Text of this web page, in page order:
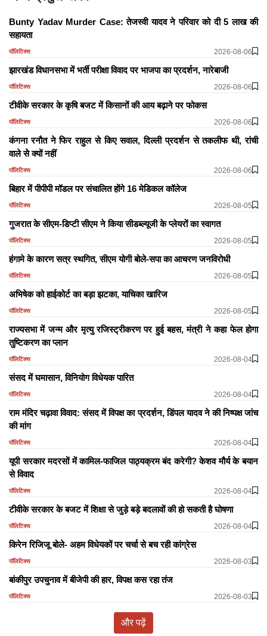
Bunty Yadav Murder Case: तेजस्वी यादव ने परिवार को दी 5 लाख की
सहायता
पॉलिटिक्स 2026-08-06
झारखंड विधानसभा में भर्ती परीक्षा विवाद पर भाजपा का प्रदर्शन, नारेबाजी
पॉलिटिक्स 2026-08-06
टीवीके सरकार के कृषि बजट में किसानों की आय बढ़ाने पर फोकस
पॉलिटिक्स 2026-08-06
कंगना रनौत ने फिर राहुल से किए सवाल, दिल्ली प्रदर्शन से तकलीफ थी, रांची
वाले सेे क्यों नहीं
पॉलिटिक्स 2026-08-06
बिहार में पीपीपी मॉडल पर संचालित होंगे 16 मेडिकल कॉलेज
पॉलिटिक्स 2026-08-05
गुजरात के सीएम-डिप्टी सीएम ने किया सीडब्ल्यूजी के प्लेयरों का स्वागत
पॉलिटिक्स 2026-08-05
हंगामे के कारण सत्र स्थगित, सीएम योगी बोले-सपा का आचरण जनविरोधी
पॉलिटिक्स 2026-08-05
अभिषेक को हाईकोर्ट का बड़ा झटका, याचिका खारिज
पॉलिटिक्स 2026-08-05
राज्यसभा में जन्म और मृत्यु रजिस्ट्रीकरण पर हुई बहस, मंत्री ने कहा फेल होगा
तुष्टिकरण का प्लान
पॉलिटिक्स 2026-08-04
​​​​​​​संसद में घमासान, विनियोग विधेयक पारित
पॉलिटिक्स 2026-08-04
राम मंदिर चढ़ावा विवाद: संसद में विपक्ष का प्रदर्शन, डिंपल यादव ने की निष्पक्ष जांच
की मांग
पॉलिटिक्स 2026-08-04
यूपी सरकार मदरसों में कामिल-फाजिल पाठ्यक्रम बंद करेगी? केशव मौर्य के बयान
से विवाद
पॉलिटिक्स 2026-08-04
टीवीके सरकार के बजट में शिक्षा से जुड़े बड़े बदलावों की हो सकती है घोषणा
पॉलिटिक्स 2026-08-04
किरेन रिजिजू बोले- अहम विधेयकों पर चर्चा से बच रही कांग्रेस
पॉलिटिक्स 2026-08-03
बांकीपुर उपचुनाव में बीजेपी की हार, विपक्ष कस रहा तंज
पॉलिटिक्स 2026-08-03
और पढ़ें